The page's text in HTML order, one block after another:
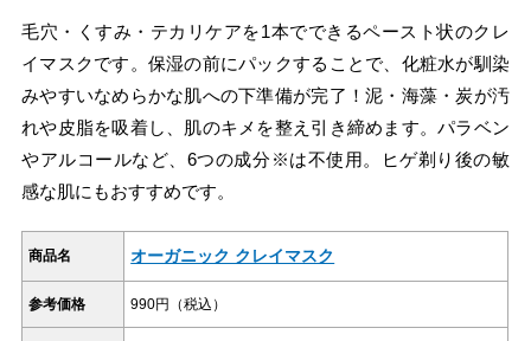
毛穴・くすみ・テカリケアを1本でできるペースト状のクレ
イマスクです。保湿の前にパックすることで、化粧水が馴染
みやすいなめらかな肌への下準備が完了！泥・海藻・炭が汚
れや皮脂を吸着し、肌のキメを整え引き締めます。パラベン
やアルコールなど、6つの成分※は不使用。ヒゲ剃り後の敏
感な肌にもおすすめです。
商品名 オーガニック クレイマスク
参考価格 990円（税込）